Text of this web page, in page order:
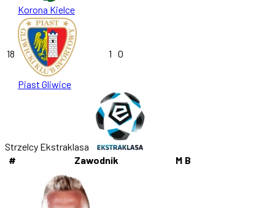
Korona Kielce
18
Piast Gliwice
1 0
Strzelcy Ekstraklasa
#
Zawodnik M B